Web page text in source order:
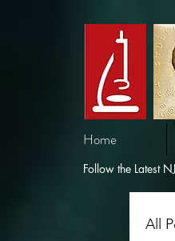
Home
Follow the Latest
All